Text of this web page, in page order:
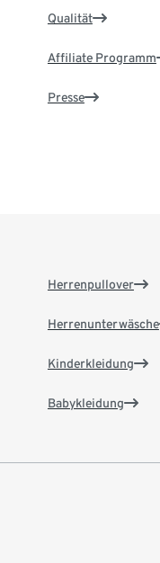
Qualität
Affiliate Programm
Presse
Herrenpullover
Herrenunterwäsche
Kinderkleidung
Babykleidung